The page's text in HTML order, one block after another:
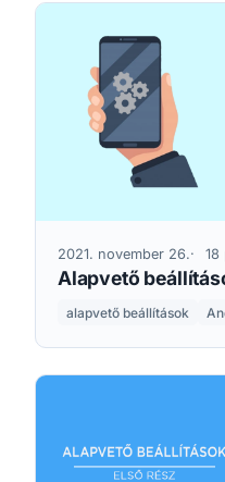
2021. november 26. 18
Alapvető
alapvető beállítások